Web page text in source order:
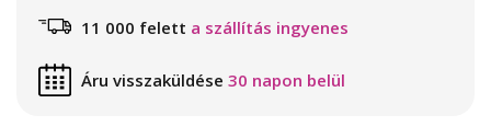
11 000 felett a szállítás ingyenes
Áru visszaküldése 30 napon belül